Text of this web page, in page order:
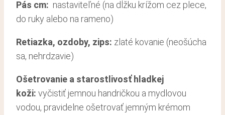
Pás cm: nastaviteľné (na dĺžku krížom cez plece,
do ruky alebo na rameno)
Retiazka, ozdoby, zips: zlaté kovanie (neošúcha
sa, nehrdzavie)
Ošetrovanie a starostlivosť hladkej
koži: vyčistiť jemnou handričkou a mydlovou
vodou, pravidelne ošetrovať jemným krémom